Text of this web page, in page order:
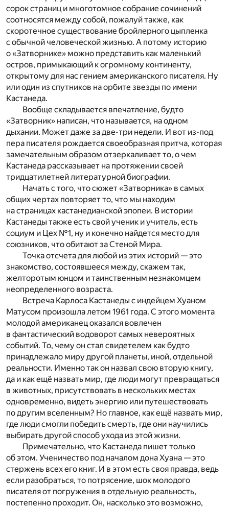
сорок страниц и многотомное собрание сочинений
соотносятся между собой, пожалуй также, как
скоротечное существование бройлерного цыпленка
с обычной человеческой жизнью. А потому историю
о «Затворнике» можно представить как маленький
остров, примыкающий к огромному континенту,
открытому для нас гением американского писателя. Ну
или один из спутников на орбите звезды по имени
Кастанеда.
Вообще складывается впечатление, будто
«Затворник» написан, что называется, на одном
дыхании. Может даже за две-три недели. И вот из-под
пера писателя рождается своеобразная притча, которая
замечательным образом отзеркаливает то, о чем
Кастанеда рассказывает на протяжении своей
тридцатилетней литературной биографии.
Начать с того, что сюжет «Затворника» в самых
общих чертах повторяет то, что мы находим
на страницах кастанедианской эпопеи. В истории
Кастанеды также есть свой ученик и учитель, есть
социум и Цех №1, ну и конечно найдется место для
союзников, что обитают за Стеной Мира.
Точка отсчета для любой из этих историй — это
знакомство, состоявшееся между, скажем так,
желторотым юнцом и таинственным незнакомцем
неопределенного возраста.
Встреча Карлоса Кастанеды с индейцем Хуаном
Матусом произошла летом 1961 года. С этого момента
молодой американец оказался вовлечен
в фантастический водоворот самых невероятных
событий. То, чему он стал свидетелем как будто
принадлежало миру другой планеты, иной, отдельной
реальности. Именно так он назвал свою вторую книгу,
да и как ещё назвать мир, где люди могут превращаться
в животных, присутствовать в нескольких местах
одновременно, видеть энергию или путешествовать
по другим вселенным? Но главное, как ещё назвать мир,
где люди смогли победить смерть, где они научились
выбирать другой способ ухода из этой жизни.
Примечательно, что Кастанеда пишет только
об этом. Ученичество под началом дона Хуана — это
стержень всех его книг. И в этом есть своя правда, ведь
если разобраться, то потрясение, шок молодого
писателя от погружения в отдельную реальность,
постепенно проходит. Он, насколько это возможно,